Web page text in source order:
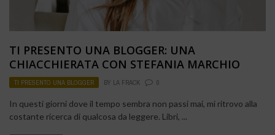
TI PRESENTO UNA BLOGGER: UNA
CHIACCHIERATA CON STEFANIA MARCHIO
TI PRESENTO UNA BLOGGER BY LA FRACK 0
In questi giorni dove il tempo sembra non passi mai, mi ritrovo alla
costante ricerca di qualcosa da leggere. Libri, ...